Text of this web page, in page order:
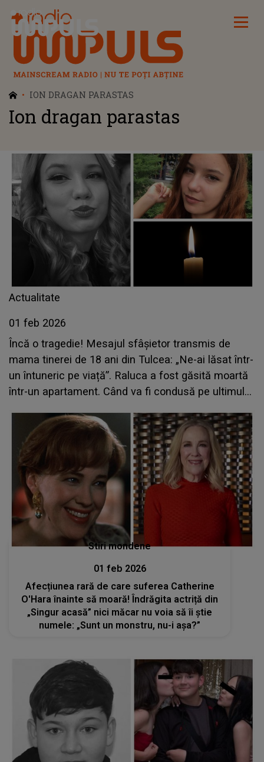
Radio Impuls
ION DRAGAN PARASTAS
Ion dragan parastas
Actualitate
01 feb 2026
Încă o tragedie! Mesajul sfâșietor transmis de
mama tinerei de 18 ani din Tulcea: „Ne-ai lăsat într-
un întuneric pe viață”. Raluca a fost găsită moartă
într-un apartament. Când va fi condusă pe ultimul
Stiri mondene
01 feb 2026
Afecțiunea rară de care suferea Catherine
O'Hara înainte să moară! Îndrăgita actriță din
„Singur acasă” nici măcar nu voia să îi știe
numele: „Sunt un monstru, nu-i aşa?”